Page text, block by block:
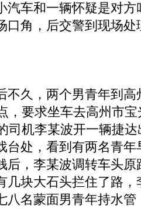
汽车和一辆怀疑是对
口角，后交警到现场
久，两个男青年到高
，要求坐车去高州市
司机李某波开一辆捷
台处，看到有两名青
后，李某波调转车头
几块大石头拦住了路
八名蒙面男青年持水